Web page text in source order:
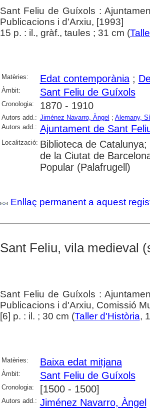
Sant Feliu de Guíxols :
Publicacions i d'Arxiu, [1993]
15 p. : il., gràf., taules ; 31 cm (
Matèries: Edat contemporània;
Àmbit: Sant Feliu de Guíxols
Cronologia: 1870 - 1910
Autors add.: Jiménez Navarro, Àngel ; Alemany,
Autors add.: Ajuntament de Sant
Localització: Biblioteca de
de la Ciutat de
Popular (Palafrugell)
Enllaç permanent a aquest
Sant Feliu, vila medieval
Sant Feliu de Guíxols :
Publicacions i d'Arxiu, Comissió
[6] p. : il. ; 30 cm (Taller d'Història,
Matèries: Baixa edat mitjana
Àmbit: Sant Feliu de Guíxols
Cronologia: [1500 - 1500]
Autors add.: Jiménez Navarro, Àngel